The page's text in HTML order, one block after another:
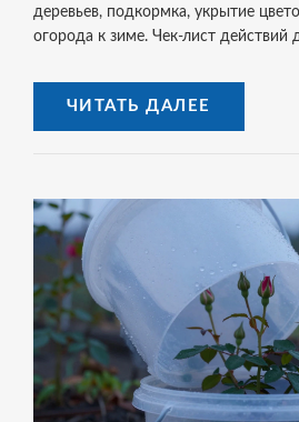
деревьев, подкормка, укрытие
огорода к зиме. Чек-лист действий
ЧИТАТЬ ДАЛЕЕ